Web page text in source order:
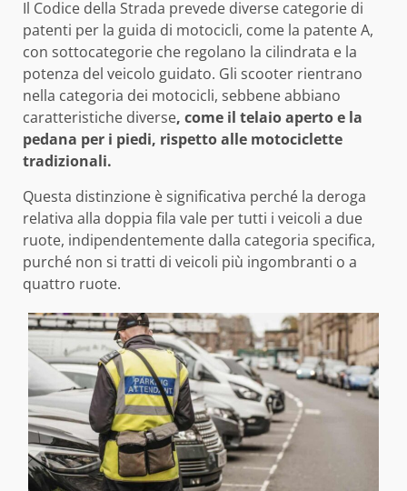
Il Codice della Strada prevede diverse categorie di
patenti per la guida di motocicli, come la patente A,
con sottocategorie che regolano la cilindrata e la
potenza del veicolo guidato. Gli scooter rientrano
nella categoria dei motocicli, sebbene abbiano
caratteristiche diverse, come il telaio aperto e la
pedana per i piedi, rispetto alle motociclette
tradizionali.
Questa distinzione è significativa perché la deroga
relativa alla doppia fila vale per tutti i veicoli a due
ruote, indipendentemente dalla categoria specifica,
purché non si tratti di veicoli più ingombranti o a
quattro ruote.